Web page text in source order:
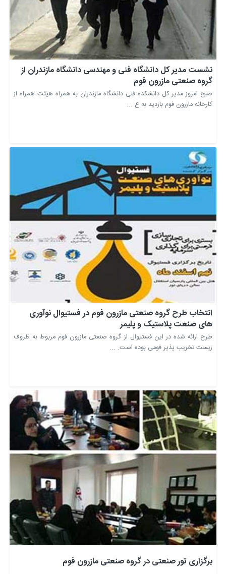
نشست مدیر کل دانشگاه فنی و مهندسی دانشگاه مازندران از
گروه صنعتی مازرون فوم
صبح امروز مدیر کل دانشکده فنی دانشگاه مازندران به همراه هیئت همراه از
کارخانه مازرون فوم بازدید به ع ...
انتخاب طرح گروه صنعتی مازرون فوم در فستیوال نوآوری
های صنعت پلاستیک و پلیمر
طرح ارائه شده در این فستیوال از گروه صنعتی مازرون فوم مربوط به ظروف
زیست تخریب پذیر فومی بوده است. ...
برگزاری تور صنعتی در گروه صنعتی مازرون فوم